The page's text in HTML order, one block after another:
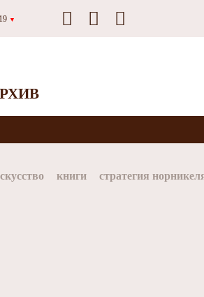
▼
книги стратегия